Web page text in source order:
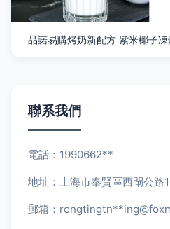
品諾易購烤奶新配方 紫米椰子
聯系我們
電話：1990662**
地址：上海市奉賢區西閘公路
郵箱：rongtingtn**